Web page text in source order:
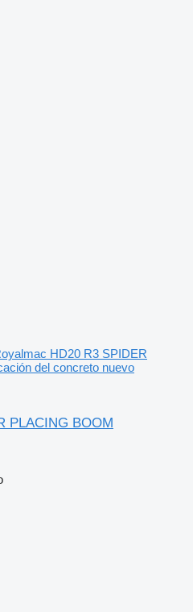
HD20 R3 SPIDER
del concreto nuevo
PLACING BOOM